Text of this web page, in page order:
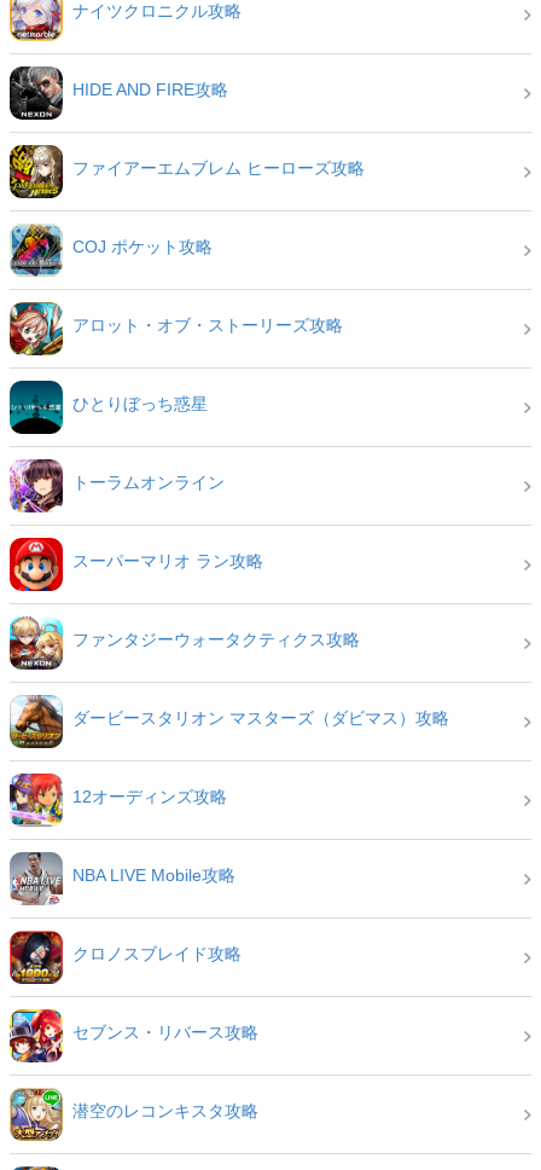
ナイツクロニクル攻略
HIDE AND FIRE攻略
ファイアーエムブレム ヒーローズ攻略
COJ ポケット攻略
アロット・オブ・ストーリーズ攻略
ひとりぼっち惑星
トーラムオンライン
スーパーマリオ ラン攻略
ファンタジーウォータクティクス攻略
ダービースタリオン マスターズ（ダビマス）攻略
12オーディンズ攻略
NBA LIVE Mobile攻略
クロノスブレイド攻略
セブンス・リバース攻略
潜空のレコンキスタ攻略